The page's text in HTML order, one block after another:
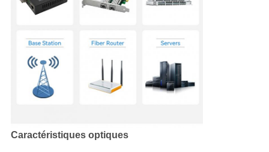
Caractéristiques optiques